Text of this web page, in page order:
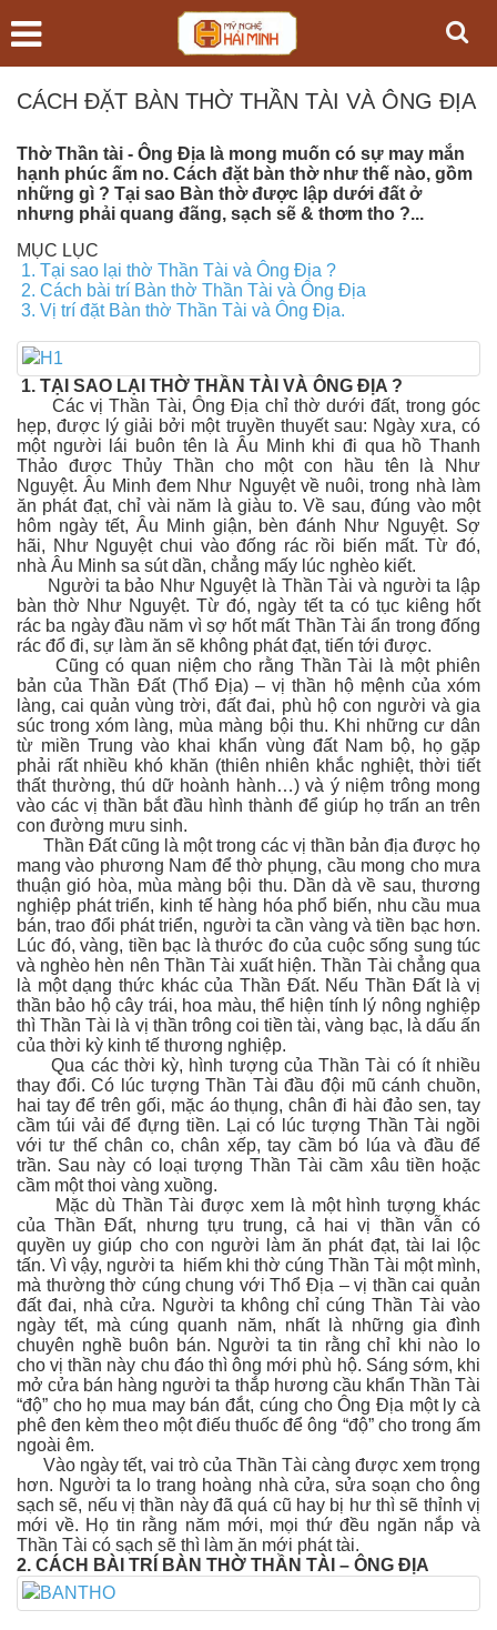
CÁCH ĐẶT BÀN THỜ THẦN TÀI VÀ ÔNG ĐỊA
Thờ Thần tài - Ông Địa là mong muốn có sự may mắn
hạnh phúc ấm no. Cách đặt bàn thờ như thế nào, gồm
những gì ? Tại sao Bàn thờ được lập dưới đất ở
nhưng phải quang đãng, sạch sẽ & thơm tho ?...
MỤC LỤC
1. Tại sao lại thờ Thần Tài và Ông Địa ?
2. Cách bài trí Bàn thờ Thần Tài và Ông Địa
3. Vị trí đặt Bàn thờ Thần Tài và Ông Địa.
1. TẠI SAO LẠI THỜ THẦN TÀI VÀ ÔNG ĐỊA ?
Các vị Thần Tài, Ông Địa chỉ thờ dưới đất, trong góc
hẹp, được lý giải bởi một truyền thuyết sau: Ngày xưa, có
một người lái buôn tên là Âu Minh khi đi qua hồ Thanh
Thảo được Thủy Thần cho một con hầu tên là Như
Nguyệt. Âu Minh đem Như Nguyệt về nuôi, trong nhà làm
ăn phát đạt, chỉ vài năm là giàu to. Về sau, đúng vào một
hôm ngày tết, Âu Minh giận, bèn đánh Như Nguyệt. Sợ
hãi, Như Nguyệt chui vào đống rác rồi biến mất. Từ đó,
nhà Âu Minh sa sút dần, chẳng mấy lúc nghèo kiết.
Người ta bảo Như Nguyệt là Thần Tài và người ta lập
bàn thờ Như Nguyệt. Từ đó, ngày tết ta có tục kiêng hốt
rác ba ngày đầu năm vì sợ hốt mất Thần Tài ẩn trong đống
rác đổ đi, sự làm ăn sẽ không phát đạt, tiến tới được.
Cũng có quan niệm cho rằng Thần Tài là một phiên
bản của Thần Đất (Thổ Địa) – vị thần hộ mệnh của xóm
làng, cai quản vùng trời, đất đai, phù hộ con người và gia
súc trong xóm làng, mùa màng bội thu. Khi những cư dân
từ miền Trung vào khai khẩn vùng đất Nam bộ, họ gặp
phải rất nhiều khó khăn (thiên nhiên khắc nghiệt, thời tiết
thất thường, thú dữ hoành hành…) và ý niệm trông mong
vào các vị thần bắt đầu hình thành để giúp họ trấn an trên
con đường mưu sinh.
Thần Đất cũng là một trong các vị thần bản địa được họ
mang vào phương Nam để thờ phụng, cầu mong cho mưa
thuận gió hòa, mùa màng bội thu. Dần dà về sau, thương
nghiệp phát triển, kinh tế hàng hóa phổ biến, nhu cầu mua
bán, trao đổi phát triển, người ta cần vàng và tiền bạc hơn.
Lúc đó, vàng, tiền bạc là thước đo của cuộc sống sung túc
và nghèo hèn nên Thần Tài xuất hiện. Thần Tài chẳng qua
là một dạng thức khác của Thần Đất. Nếu Thần Đất là vị
thần bảo hộ cây trái, hoa màu, thể hiện tính lý nông nghiệp
thì Thần Tài là vị thần trông coi tiền tài, vàng bạc, là dấu ấn
của thời kỳ kinh tế thương nghiệp.
Qua các thời kỳ, hình tượng của Thần Tài có ít nhiều
thay đổi. Có lúc tượng Thần Tài đầu đội mũ cánh chuồn,
hai tay để trên gối, mặc áo thụng, chân đi hài đảo sen, tay
cầm túi vải để đựng tiền. Lại có lúc tượng Thần Tài ngồi
với tư thế chân co, chân xếp, tay cầm bó lúa và đầu để
trần. Sau này có loại tượng Thần Tài cầm xâu tiền hoặc
cầm một thoi vàng xuồng.
Mặc dù Thần Tài được xem là một hình tượng khác
của Thần Đất, nhưng tựu trung, cả hai vị thần vẫn có
quyền uy giúp cho con người làm ăn phát đạt, tài lai lộc
tấn. Vì vậy, người ta hiếm khi thờ cúng Thần Tài một mình,
mà thường thờ cúng chung với Thổ Địa – vị thần cai quản
đất đai, nhà cửa. Người ta không chỉ cúng Thần Tài vào
ngày tết, mà cúng quanh năm, nhất là những gia đình
chuyên nghề buôn bán. Người ta tin rằng chỉ khi nào lo
cho vị thần này chu đáo thì ông mới phù hộ. Sáng sớm, khi
mở cửa bán hàng người ta thắp hương cầu khẩn Thần Tài
“độ” cho họ mua may bán đắt, cúng cho Ông Địa một ly cà
phê đen kèm theo một điếu thuốc để ông “độ” cho trong ấm
ngoài êm.
Vào ngày tết, vai trò của Thần Tài càng được xem trọng
hơn. Người ta lo trang hoàng nhà cửa, sửa soạn cho ông
sạch sẽ, nếu vị thần này đã quá cũ hay bị hư thì sẽ thỉnh vị
mới về. Họ tin rằng năm mới, mọi thứ đều ngăn nắp và
Thần Tài có sạch sẽ thì làm ăn mới phát tài.
2. CÁCH BÀI TRÍ BÀN THỜ THẦN TÀI – ÔNG ĐỊA